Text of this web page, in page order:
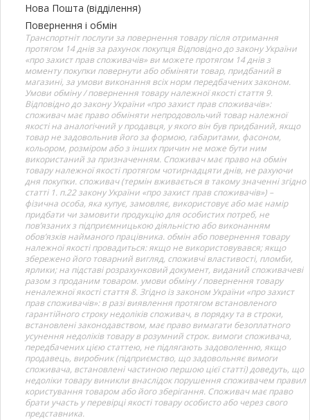
Нова Пошта (відділення)
Повернення і обмін
Транспортніт послуги за повернення товару після отримання
протягом 14 днів за рахунок покупця Відповідно до закону України
«про захист прав споживачів» ви можете протягом 14 днів з
моменту покупки повернути або обміняти товар, придбаний в
магазині, за умови виконання всіх норм передбачених законом.
Умови обміну / повернення товару належної якості стаття 9.
Відповідно до закону України «про захист прав споживачів»:
споживач має право обміняти непродовольчий товар належної
якості на аналогічний у продавця, у якого він був придбаний, якщо
товар не задовольнив його за формою, габаритами, фасоном,
кольором, розміром або з інших причин не може бути ним
використаний за призначенням. Споживач має право на обмін
товару належної якості протягом чотирнадцяти днів, не рахуючи
дня покупки. споживач (термін вживається в такому значенні згідно
статті 1. п.22 закону України «про захист прав споживачів») –
фізична особа, яка купує, замовляє, використовує або має намір
придбати чи замовити продукцію для особистих потреб, не
пов’язаних з підприємницькою діяльністю або виконанням
обов’язків найманого працівника. обмін або повернення товару
належної якості провадиться: якщо не використовувався; якщо
збережено його товарний вигляд, споживчі властивості, пломби,
ярлики; на підставі розрахунковий документ, виданий споживачеві
разом з проданим товаром. умови обміну / повернення товару
неналежної якості стаття 8. Згідно із законом України «про захист
прав споживачів»: в разі виявлення протягом встановленого
гарантійного строку недоліків споживач, в порядку та в строки,
встановлені законодавством, має право вимагати безоплатного
усунення недоліків товару в розумний строк. вимоги споживача,
передбачених цією статтею, не підлягають задоволенню, якщо
продавець, виробник (підприємство, що задовольняє вимоги
споживача, встановлені частиною першою цієї статті) доведуть, що
недоліки товару виникли внаслідок порушення споживачем правил
користування товаром або його зберігання. Споживач має право
брати участь у перевірці якості товару особисто або через свого
представника.